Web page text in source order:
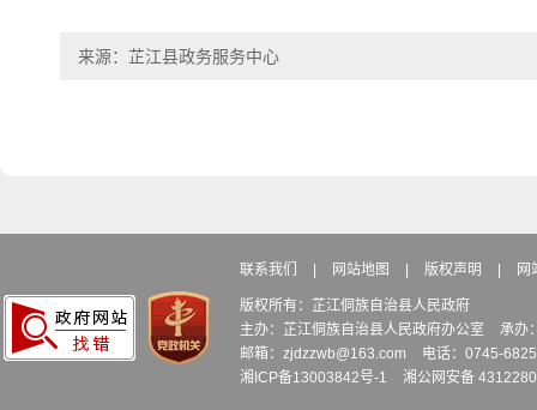
来源：芷江县政务服务中心
联系我们 网站地图 版权声明 网
版权所有：芷江侗族自治县人民政府
主办：芷江侗族自治县人民政府办公室
承办
邮箱：zjdzzwb@163.com
电话：0745-
湘ICP备13003842号-1
湘公网安备